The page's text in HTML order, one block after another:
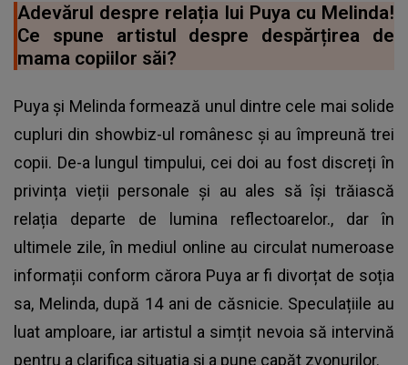
Adevărul despre relația lui Puya cu Melinda!
Ce spune artistul despre despărțirea de
mama copiilor săi?
Puya și Melinda formează unul dintre cele mai solide
cupluri din showbiz-ul românesc și au împreună trei
copii. De-a lungul timpului, cei doi au fost discreți în
privința vieții personale și au ales să își trăiască
relația departe de lumina reflectoarelor., dar în
ultimele zile, în mediul online au circulat numeroase
informații conform cărora Puya ar fi divorțat de soția
sa, Melinda, după 14 ani de căsnicie. Speculațiile au
luat amploare, iar artistul a simțit nevoia să intervină
pentru a clarifica situația și a pune capăt zvonurilor.